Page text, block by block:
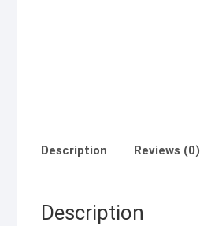
Description Reviews (0)
Description